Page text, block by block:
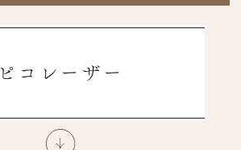
ピコレーザー